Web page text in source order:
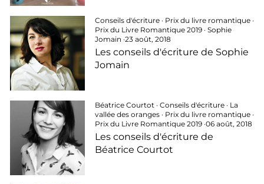
Conseils d'écriture· Prix du livre romantique·
Prix du Livre Romantique 2019· Sophie
Jomain ·23 août, 2018
Les conseils d'écriture de Sophie
Jomain
Béatrice Courtot · Conseils d'écriture· La
vallée des oranges· Prix du livre romantique·
Prix du Livre Romantique 2019·06 août, 2018
Les conseils d'écriture de
Béatrice Courtot